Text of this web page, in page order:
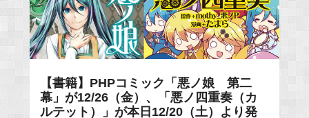
【書籍】PHPコミック「悪ノ娘 第二
幕」が12/26（金）、「悪ノ四重奏（カ
ルテット）」が本日12/20（土）より発